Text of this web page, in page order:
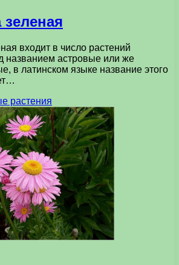
входит в число растений
названием астровые или же
в латинском языке название этого
растения